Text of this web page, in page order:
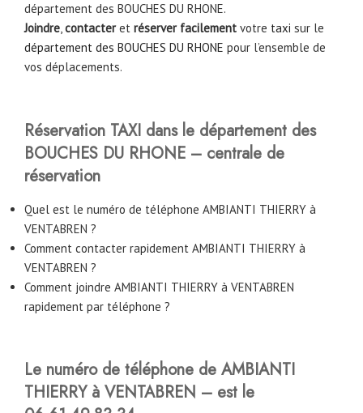
département des BOUCHES DU RHONE.
Joindre,contacteret réserver facilement votre taxi sur le
département des BOUCHES DU RHONE pour l’ensemble de
vos déplacements.
Réservation TAXI dans le département des
BOUCHES DU RHONE – centrale de
réservation
Quel est le numéro de téléphone AMBIANTI THIERRY à
VENTABREN ?
Comment contacter rapidement AMBIANTI THIERRY à
VENTABREN ?
Comment joindre AMBIANTI THIERRY à VENTABREN
rapidement par téléphone ?
Le numéro de téléphone de AMBIANTI
THIERRY à VENTABREN – est le